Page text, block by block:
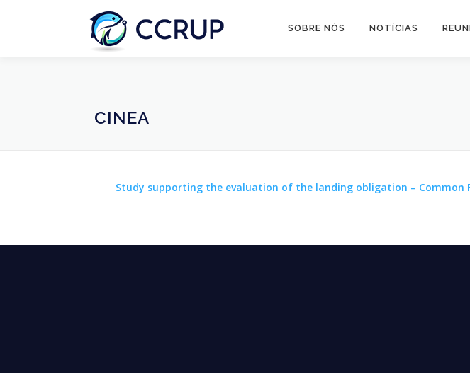
SOBRE NÓS NOTÍCIAS
CINEA
Study supporting the evaluation of the landing obligation – Common